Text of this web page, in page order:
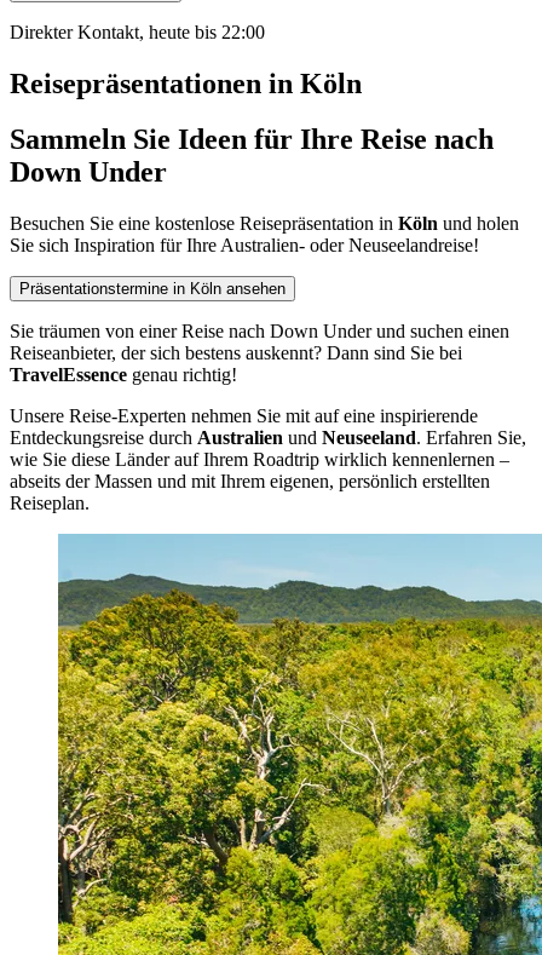
Direkter Kontakt, heute bis 22:00
Reisepräsentationen in Köln
Sammeln Sie Ideen für Ihre Reise nach
Down Under
Besuchen Sie eine kostenlose Reisepräsentation in Köln und holen
Sie sich Inspiration für Ihre Australien- oder Neuseelandreise!
Präsentationstermine in Köln ansehen
Sie träumen von einer Reise nach Down Under und suchen einen
Reiseanbieter, der sich bestens auskennt? Dann sind Sie bei
TravelEssence genau richtig!
Unsere Reise-Experten nehmen Sie mit auf eine inspirierende
Entdeckungsreise durch Australien und Neuseeland. Erfahren Sie,
wie Sie diese Länder auf Ihrem Roadtrip wirklich kennenlernen –
abseits der Massen und mit Ihrem eigenen, persönlich erstellten
Reiseplan.